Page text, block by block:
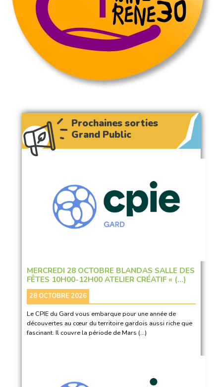
Prochaines sorties
Grand Public
MERCREDI 28 OCTOBRE BLANDAS SALLE DES
FÊTES 10H00-12H00 ATELIER CRÉATIF « (…)
28 OCTOBRE 2026
Le CPIE du Gard vous embarque pour une année de
découvertes au cœur du territoire gardois aussi riche que
fascinant. Il couvre la période de Mars (…)